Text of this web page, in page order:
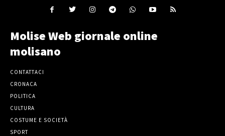
Molise Web giornale online
molisano
CONTATTACI
CRONACA
POLITICA
CULTURA
COSTUME E SOCIETÀ
SPORT